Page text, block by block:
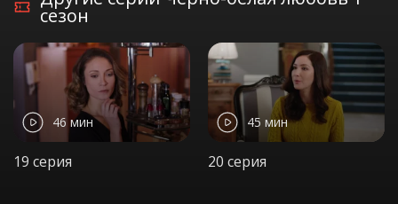
сезон
46 мин
19 серия
45 мин
20 серия